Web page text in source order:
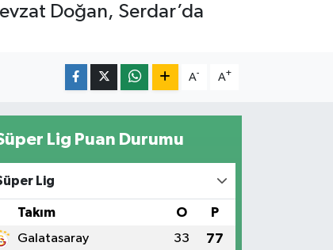
Doğan, Serdar’da
A- A+
Lig Puan Durumu
Lig
Takım O P
Galatasaray 33 77